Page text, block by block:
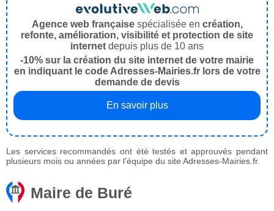
Agence web françaisespécialisée en création,
refonte, amélioration, visibilité et protection de site
internet depuis plus de 10 ans
-10% sur la création du site internet de votre mairie
en indiquant le code Adresses-Mairies.fr lors de votre
demande de devis
En savoir plus
Les services recommandés ont été testés et approuvés pendant
plusieurs mois ou années par l'équipe du site Adresses-Mairies.fr.
Maire de Buré